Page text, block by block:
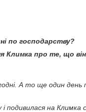
по господарству?
Климка про те, що
А то ще один день
подивилася на Климка